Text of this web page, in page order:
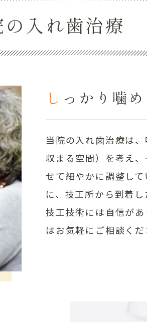
の入れ歯治療
しっかり噛
当院の入れ歯治療は
収まる空間）を考え
せて細やかに調整し
に、技工所から到着
技工技術には自信が
はお気軽にご相談くだ